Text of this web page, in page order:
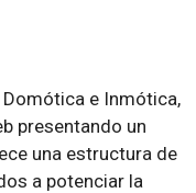
Domótica e Inmótica,
presentando un
una estructura de
a potenciar la